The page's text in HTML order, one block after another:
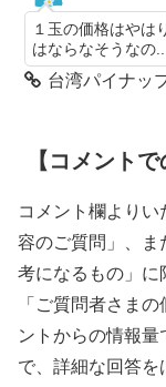
１玉の価格はや
はならなそうなの...
台湾パイナッ
【コメント
コメント欄より
容のご質問」、ま
考になるもの」に
「ご質問者さま
ントからの情報
で、詳細な回答を